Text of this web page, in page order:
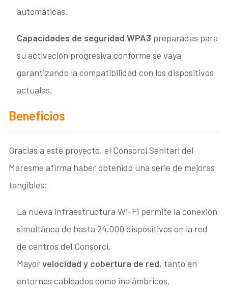
automáticas.
Capacidades de seguridad WPA3 preparadas para
su activación progresiva conforme se vaya
garantizando la compatibilidad con los dispositivos
actuales.
Beneficios
Gracias a este proyecto, el Consorci Sanitari del
Maresme afirma haber obtenido una serie de mejoras
tangibles:
La nueva infraestructura Wi-Fi permite la conexión
simultánea de hasta 24.000 dispositivos en la red
de centros del Consorci.
Mayorvelocidad y cobertura de red, tanto en
entornos cableados como inalámbricos.